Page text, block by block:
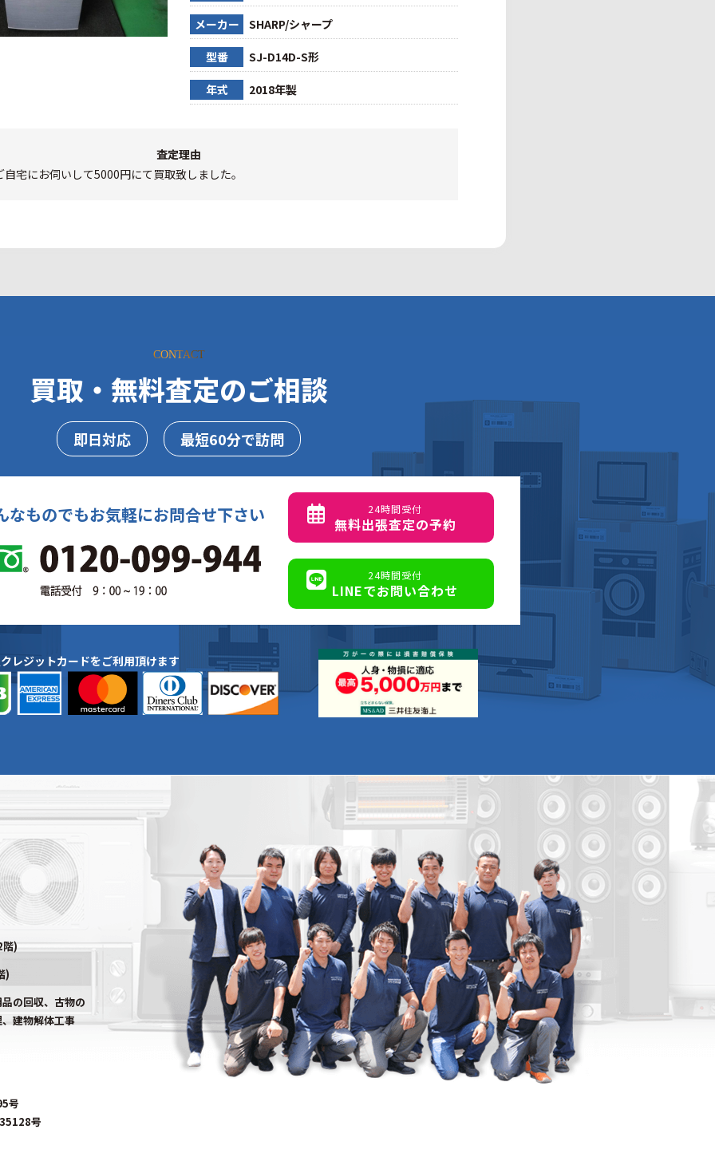
メーカー SHARP/シャープ
型番 SJ-D14D-S形
年式 2018年製
査定理由
宅にお伺いして5000円にて買取致しました。
CONTACT
買取・無料査定のご相談
即日対応 最短60分で訪問
なものでもお気軽にお問合せ下さい 24時間受付
無料出張査定の予約
24時間受付
LINEでお問い合わせ
レジットカードをご利用頂けます
)
)
の回収、古物の
建物解体工事
号
号